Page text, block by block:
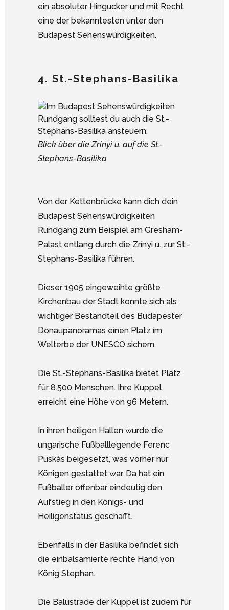
ein absoluter Hingucker und mit Recht
eine der bekanntesten unter den
Budapest Sehenswürdigkeiten.
4. St.-Stephans-Basilika
Blick über die Zrínyi u. auf die St.-
Stephans-Basilika
Von der Kettenbrücke kann dich dein
Budapest Sehenswürdigkeiten
Rundgang zum Beispiel am Gresham-
Palast entlang durch die Zrínyi u. zur St.-
Stephans-Basilika führen.
Dieser 1905 eingeweihte größte
Kirchenbau der Stadt konnte sich als
wichtiger Bestandteil des Budapester
Donaupanoramas einen Platz im
Welterbe der UNESCO sichern.
Die St.-Stephans-Basilika bietet Platz
für 8.500 Menschen. Ihre Kuppel
erreicht eine Höhe von 96 Metern.
In ihren heiligen Hallen wurde die
ungarische Fußballlegende Ferenc
Puskás beigesetzt, was vorher nur
Königen gestattet war. Da hat ein
Fußballer offenbar eindeutig den
Aufstieg in den Königs- und
Heiligenstatus geschafft.
Ebenfalls in der Basilika befindet sich
die einbalsamierte rechte Hand von
König Stephan.
Die Balustrade der Kuppel ist zudem für